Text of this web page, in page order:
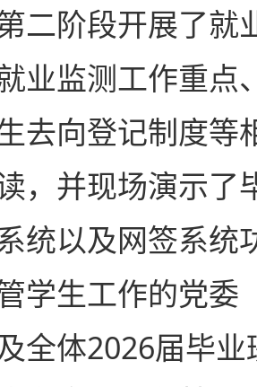
二阶段开展了就
业监测工作重点
去向登记制度等
，并现场演示了
统以及网签系统
学生工作的党委
全体2026届毕